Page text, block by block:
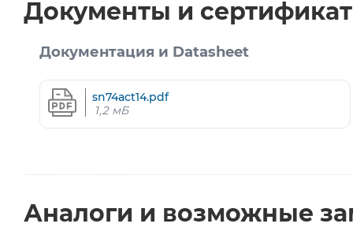
Документы и
Документация и Datasheet
sn74act14.pdf
1,2 мБ
Аналоги и возможные